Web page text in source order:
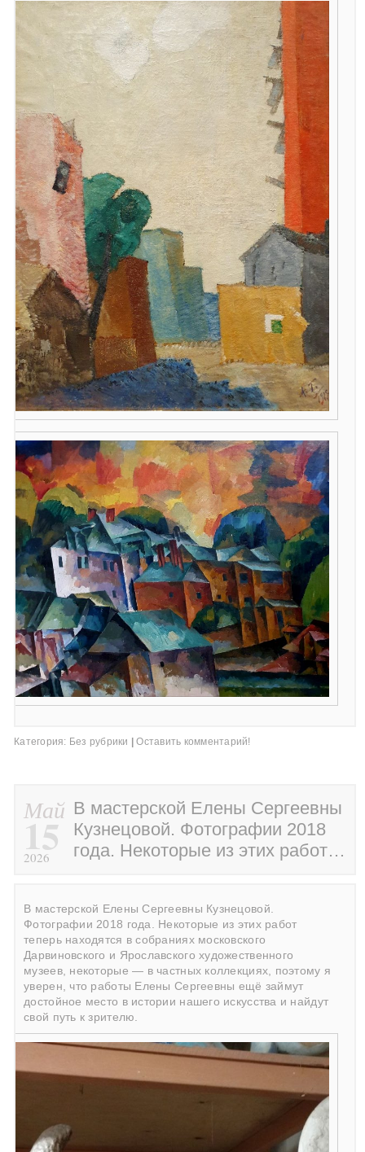
Категория: Без рубрики | Оставить комментарий!
Май
15
2026
В мастерской Елены Сергеевны
Кузнецовой. Фотографии 2018
года. Некоторые из этих работ…
В мастерской Елены Сергеевны Кузнецовой.
Фотографии 2018 года. Некоторые из этих работ
теперь находятся в собраниях московского
Дарвиновского и Ярославского художественного
музеев, некоторые — в частных коллекциях, поэтому я
уверен, что работы Елены Сергеевны ещё займут
достойное место в истории нашего искусства и найдут
свой путь к зрителю.